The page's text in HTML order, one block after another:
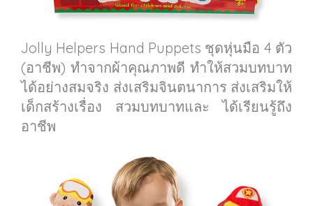
Jolly Helpers Hand Puppets ชุดหุ่นมือ 4 ตัว
(อาชีพ) ทำจากผ้าคุณภาพดี ทำให้สวมบทบาท
ได้อย่างสมจริง ส่งเสริมจินตนาการ ส่งเสริมให้
เด็กสร้างเรื่อง สวมบทบาทและ ได้เรียนรู้ถึง
อาชีพ